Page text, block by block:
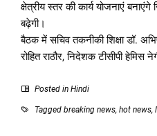
क्षेत्रीय स्तर की कार्य योजनाएं बनाएंगे
बढ़ेगी।
बैठक में सचिव तकनीकी शिक्षा डॉ.
रोहित राठौर, निदेशक टीसीपी हेमिस
Posted in Hindi
Tagged breaking news, hot news,